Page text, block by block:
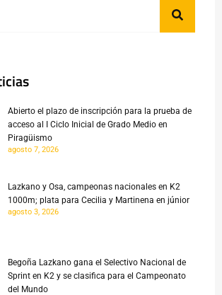
Abierto el plazo de inscripción para la prueba de
acceso al I Ciclo Inicial de Grado Medio en
Piragüismo
agosto 7, 2026
Lazkano y Osa, campeonas nacionales en K2
1000m; plata para Cecilia y Martinena en júnior
agosto 3, 2026
Begoña Lazkano gana el Selectivo Nacional de
Sprint en K2 y se clasifica para el Campeonato
del Mundo